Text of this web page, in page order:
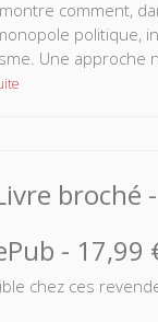
comment,
politique,
Une approche
broché -
- 17,99
chez ces